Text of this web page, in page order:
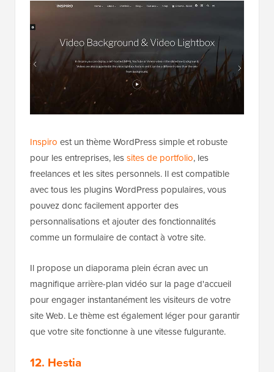
Inspiro est un thème WordPress simple et robuste
pour les entreprises, lessites de portfolio, les
freelances et les sites personnels. Il est compatible
avec tous les plugins WordPress populaires, vous
pouvez donc facilement apporter des
personnalisations et ajouter des fonctionnalités
comme un formulaire de contact à votre site.
Il propose un diaporama plein écran avec un
magnifique arrière-plan vidéo sur la page d'accueil
pour engager instantanément les visiteurs de votre
site Web. Le thème est également léger pour garantir
que votre site fonctionne à une vitesse fulgurante.
12. Hestia